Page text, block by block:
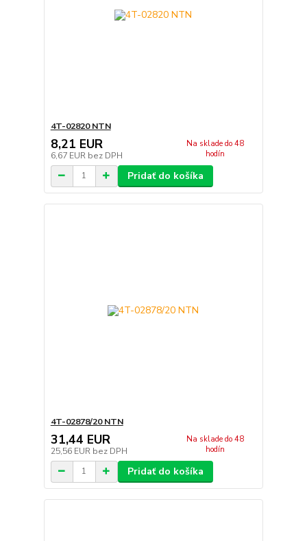
4T-02820 NTN
8,21 EUR
6,67 EUR bez DPH
Na sklade do 48
hodín
Pridať do košíka
4T-02878/20 NTN
31,44 EUR
25,56 EUR bez DPH
Na sklade do 48
hodín
Pridať do košíka